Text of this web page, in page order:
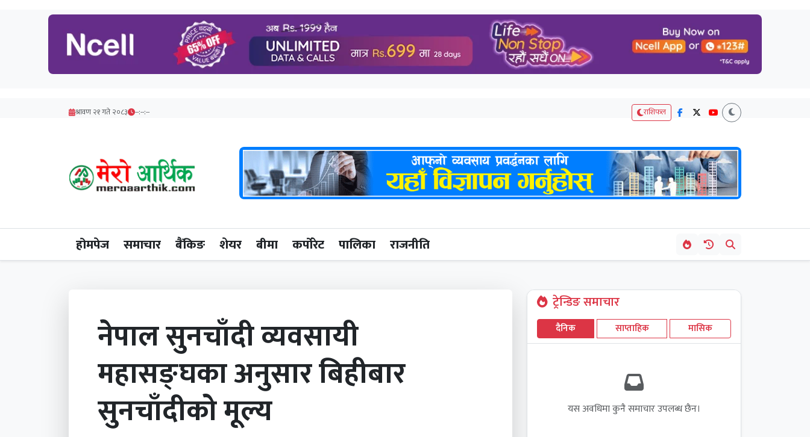
श्रावण २१ गते २०८३ --:--:-- राशिफल
होमपेज समाचार बैंकिङ शेयर बीमा कर्पोरेट पालिका राजनीति
नेपाल सुनचाँदी व्यवसायी
महासङ्घका अनुसार बिहीबार
सुनचाँदीको मूल्य
ट्रेन्डिङ समाचार
दैनिक साप्ताहिक मासिक
यस अवधिमा कुनै समाचार उपलब्ध छैन।